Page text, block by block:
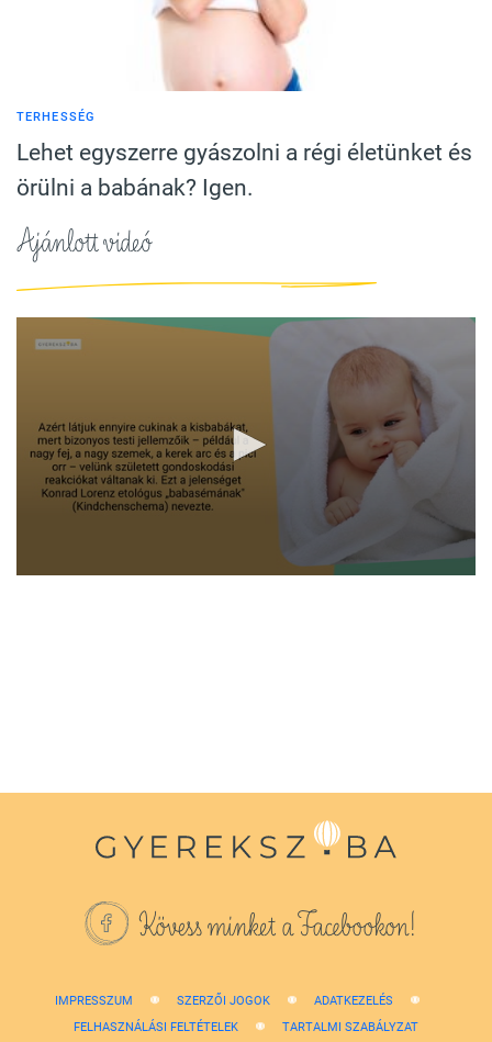
TERHESSÉG
Lehet egyszerre gyászolni a régi életünket és
örülni a babának? Igen.
Ajánlott videó
Kövess minket a Facebookon!
IMPRESSZUM SZERZŐI JOGOK
ADATKEZELÉS
FELHASZNÁLÁSI FELTÉTELEK
TARTALMI SZABÁLYZAT